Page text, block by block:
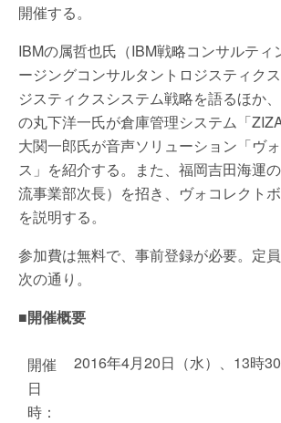
開催する。
IBMの属哲也氏（IBM戦略コンサルティ
ージングコンサルタントロジスティク
ジスティクスシステム戦略を語るほか
の丸下洋一氏が倉庫管理システム「
大関一郎氏が音声ソリューション「ヴ
ス」を紹介する。また、福岡吉田海運
流事業部次長）を招き、ヴォコレクト
を説明する。
参加費は無料で、事前登録が必要。定
次の通り。
■開催概要
開催
日
時：
2016年4月20日（水）、13時